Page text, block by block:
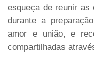
esqueça de reunir
durante a
amor e união, e
compartilhadas